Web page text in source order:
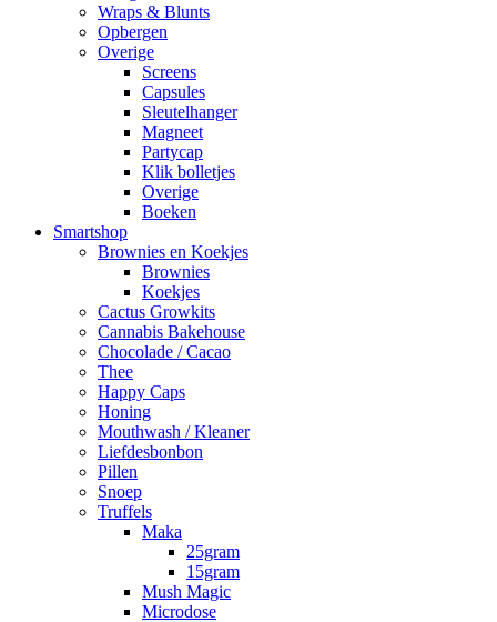
Wraps & Blunts
Opbergen
Overige
Screens
Capsules
Sleutelhanger
Magneet
Partycap
Klik bolletjes
Overige
Boeken
Smartshop
Brownies en Koekjes
Brownies
Koekjes
Cactus Growkits
Cannabis Bakehouse
Chocolade / Cacao
Thee
Happy Caps
Honing
Mouthwash / Kleaner
Liefdesbonbon
Pillen
Snoep
Truffels
Maka
25gram
15gram
Mush Magic
Microdose